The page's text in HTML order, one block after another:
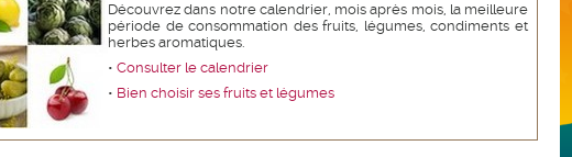
Découvrez dans notre calendrier, mois après mois, la meilleure
période de consommation des fruits, légumes, condiments et
herbes aromatiques.
• Consulter le calendrier
• Bien choisir ses fruits et légumes